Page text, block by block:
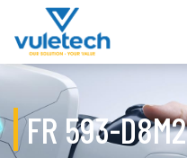
FR 593-D8M2